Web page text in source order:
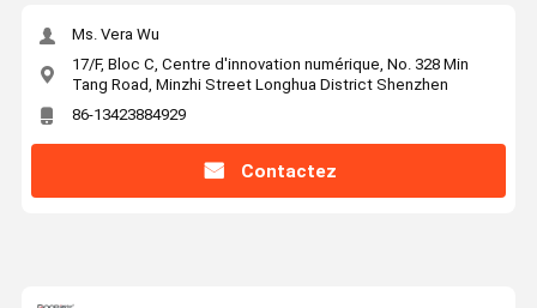
Ms. Vera Wu
17/F, Bloc C, Centre d'innovation numérique, No. 328 Min
Tang Road, Minzhi Street Longhua District Shenzhen
86-13423884929
Contactez